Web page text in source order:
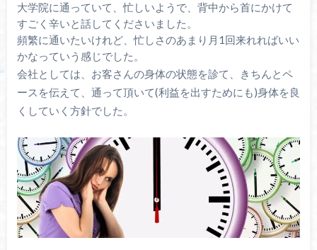
大学院に通っていて、忙しいようで、背中から首にかけて
すごく辛いと話してくださいました。
頻繁に通いたいけれど、忙しさのあまり月1回来れればいい
かなっていう感じでした。
会社としては、お客さんの身体の状態を診て、きちんとペ
ースを伝えて、通って頂いて(利益を出すためにも)身体を良
くしていく方針でした。